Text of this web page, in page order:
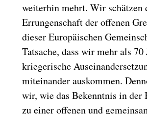
weiterhin mehrt. Wir schätzen
Errungenschaft der offenen
dieser Europäischen
Tatsache, dass wir mehr als 70
kriegerische
miteinander auskommen.
wir, wie das Bekenntnis in der
zu einer offenen und